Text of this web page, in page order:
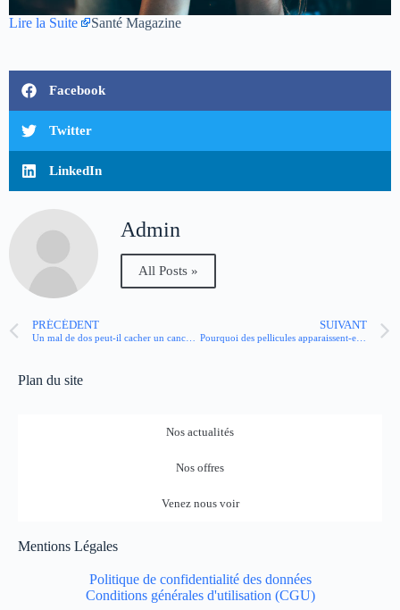
Lire la Suite Santé Magazine
Facebook
Twitter
LinkedIn
Admin
All Posts »
PRÉCÉDENT SUIVANT
Pourquoi des pellicules apparaissent-elles sur vos sourcils ?
Plan du site
Nos actualités
Nos offres
Venez nous voir
Mentions Légales
Politique de confidentialité des données
Conditions générales d'utilisation (CGU)